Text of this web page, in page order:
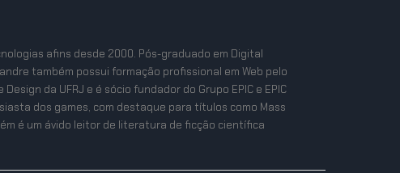
afins desde 2000. Pós-graduado em Digital
também possui formação profissional em Web pelo
da UFRJ e é sócio fundador do Grupo EPIC e EPIC
dos games, com destaque para títulos como Mass
é um ávido leitor de literatura de ficção científica